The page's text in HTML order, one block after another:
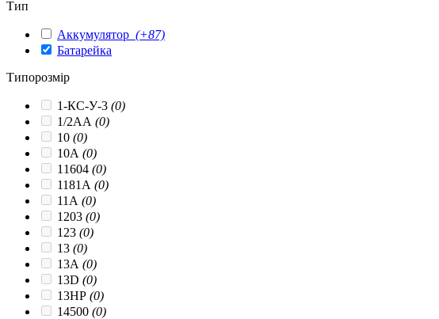
Тип
Аккумулятор (+87)
Батарейка
Типорозмір
1-КС-У-3 (0)
1/2AA (0)
10 (0)
10A (0)
11604 (0)
1181A (0)
11A (0)
1203 (0)
123 (0)
13 (0)
13A (0)
13D (0)
13HP (0)
14500 (0)